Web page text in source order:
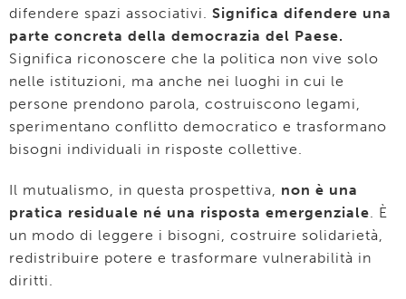
difendere spazi associativi. Significa difendere una
parte concreta della democrazia del Paese.
Significa riconoscere che la politica non vive solo
nelle istituzioni, ma anche nei luoghi in cui le
persone prendono parola, costruiscono legami,
sperimentano conflitto democratico e trasformano
bisogni individuali in risposte collettive.
Il mutualismo, in questa prospettiva, non è una
pratica residuale né una risposta emergenziale . È
un modo di leggere i bisogni, costruire solidarietà,
redistribuire potere e trasformare vulnerabilità in
diritti.